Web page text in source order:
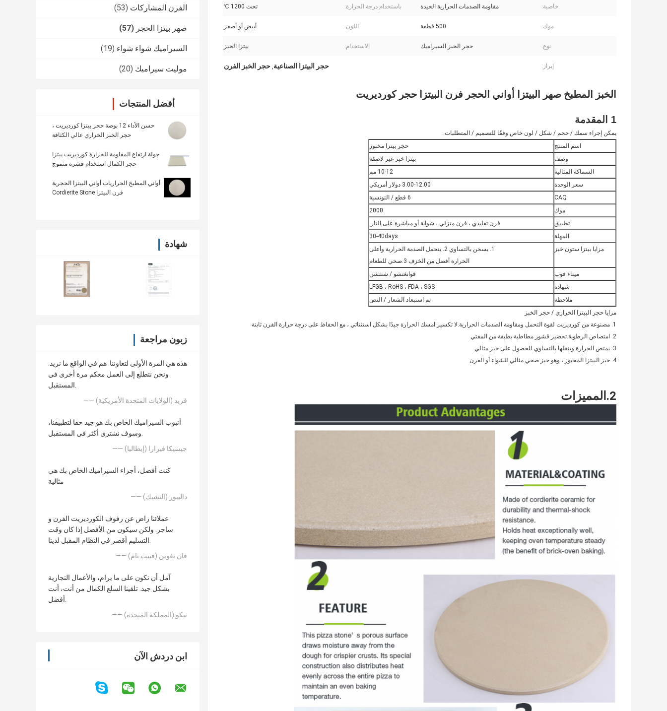
الفرن المشاركات (53)
صهر بيتزا الحجر (57)
السيراميك شواء شواء (19)
موليت سيراميك (20)
أفضل المنتجات
حسن الأداء 12 بوصة حجر بيتزا كورديريت ،
حجر الخبز الحراري عالي الكثافة
جولة ارتفاع المقاومة للحرارة كورديريت بيتزا
حجر الكمال استخدام قشرة متموج
أواني المطبخ الحراريات أواني البيتزا الحجرية
فرن البيتزا Cordierite Stone
شهادة
زبون مراجعة
هذه هي المرة الأولى لتعاوننا. هم في الواقع ما نريد.
ونحن نتطلع إلى العمل معكم مرة أخرى في
المستقبل.
—— فريد (الولايات المتحدة الأمريكية)
أنبوب السيراميك الخاص بك هو جيد حقا لتطبيقنا،
وسوف نشتري أكثر في المستقبل.
—— جيسيكا فيرارا (إيطاليا)
كنت أفضل، أجزاء السيراميك الخاص بك هي
مثالية
—— داليبور (التشيك)
عملائنا راض عن رفوف الكورديريت الفرن و
ساجر. ولكن سيكون من الأفضل إذا كان وقت
التسليم أقصر في النظام المقبل لدينا.
—— فان نغوين (فييت نام)
آمل أن تكون على ما يرام، والأعمال التجارية
بشكل جيد. تلقينا السلع الكمال من أنت، أنت
أفضل.
—— نيكو (المملكة المتحدة)
ابن دردش الآن
خاصية: مقاومة الصدمات الحرارية الجيدة باستخدام درجة الحرارة: تحت 1200 ℃
موك: 500 قطعة اللون: أبيض أو أصفر
نوع: حجر الخبز السيراميك الاستخدام: بيتزا الخبز
إبراز: حجر البيتزا الصناعية, حجر الخبز الفرن
الخبز المطبخ صهر البيتزا أواني الحجر فرن البيتزا حجر كورديريت
1 المقدمة
يمكن إجراء سمك / حجم / شكل / لون خاص وفقًا للتصميم / المتطلبات.
اسم المنتج
حجر بيتزا مخبوز
وصف
بيتزا خبز غير لاصقة
السماكة المثالية
10-12 مم
سعر الوحدة
3.00-12.00 دولار أمريكي
CAQ
6 قطع / التونسية
موك
2000
تطبيق
فرن تقليدي ، فرن منزلي ، شواية أو مباشرة على النار.
المهلة
30-40days
مزايا بيتزا ستون خبز
1. يسخن بالتساوي 2. يتحمل الصدمة الحرارية وأعلى
الحرارة أفضل من الخزف 3.صحي للطعام
ميناء فوب
قوانغتشو / شنتشن
شهادة
LFGB ، RoHS ، FDA ، SGS
ملاحظة
تم استبعاد الشعار / النص
مزايا حجر البيتزا الحراري / حجر الخبز
1. مصنوعة من كورديريت لقوة التحمل ومقاومة الصدمات الحرارية.لا تكسير.امسك الحرارة جيدًا بشكل استثنائي ، مع الحفاظ على درجة حرارة الفرن ثابتة
2. امتصاص الرطوبة.تحضير قشور مطاطية بطبقة من المفتي
3. يمتص الحرارة وينقلها بالتساوي للحصول على خبز مثالي
4. خبز البيتزا المخبوز ، وهو خبز صحي مثالي للشواء أو الفرن
2.المميزات